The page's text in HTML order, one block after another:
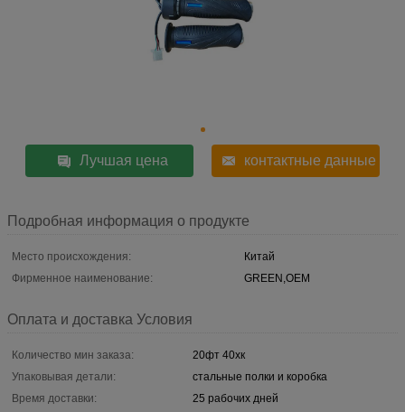
Лучшая цена контактные данные
Подробная информация о продукте
Место происхождения:
Китай
Фирменное наименование:
GREEN,OEM
Оплата и доставка Условия
Количество мин заказа:
20фт 40хк
Упаковывая детали:
стальные полки и коробка
Время доставки:
25 рабочих дней